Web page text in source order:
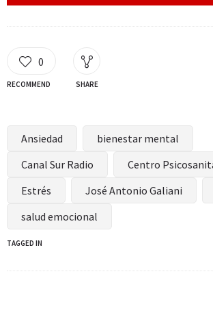
0
RECOMMEND SHARE
Ansiedad
bienestar mental
Canal Sur Radio
Centro
Estrés
José Antonio Galiani
salud emocional
TAGGED IN